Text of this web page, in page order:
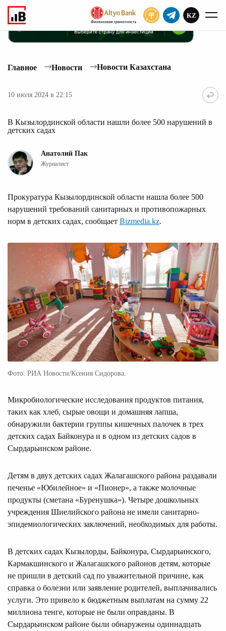
KZ
Главное Новости Новости Казахстана
10 июля 2024 в 22:15
В Кызылординской области нашли более 500 нарушений в
детских садах
Анатолий Пак
Журналист
Прокуратура Кызылординской области нашла более 500
нарушений требований санитарных и противопожарных
норм в детских садах, сообщает Bizmedia.kz.
Фото: РИА Новости/Ксения Сидорова.
Микробиологические исследования продуктов питания,
таких как хлеб, сырые овощи и домашняя лапша,
обнаружили бактерии группы кишечных палочек в трех
детских садах Байконура и в одном из детских садов в
Сырдарьинском районе.
Детям в двух детских садах Жалагашского района раздавали
печенье «Юбилейное» и «Пионер», а также молочные
продукты (сметана «Буренушка»). Четыре дошкольных
учреждения Шиелийского района не имели санитарно-
эпидемиологических заключений, необходимых для работы.
В детских садах Кызылорды, Байконура, Сырдарьинского,
Кармакшинского и Жалагашского районов детям, которые
не пришли в детский сад по уважительной причине, как
справка о болезни или заявление родителей, выплачивались
услуги. Это привело к бюджетным выплатам на сумму 22
миллиона тенге, которые не были оправданы. В
Сырдарьинском районе были обнаружены одиннадцать